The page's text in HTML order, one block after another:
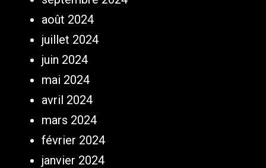
août 2024
juillet 2024
juin 2024
mai 2024
avril 2024
mars 2024
février 2024
janvier 2024